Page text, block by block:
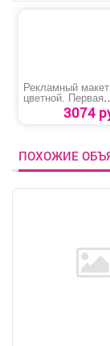
Рекламный
цветной. Первая
полоса. 3074
ПОХОЖИЕ